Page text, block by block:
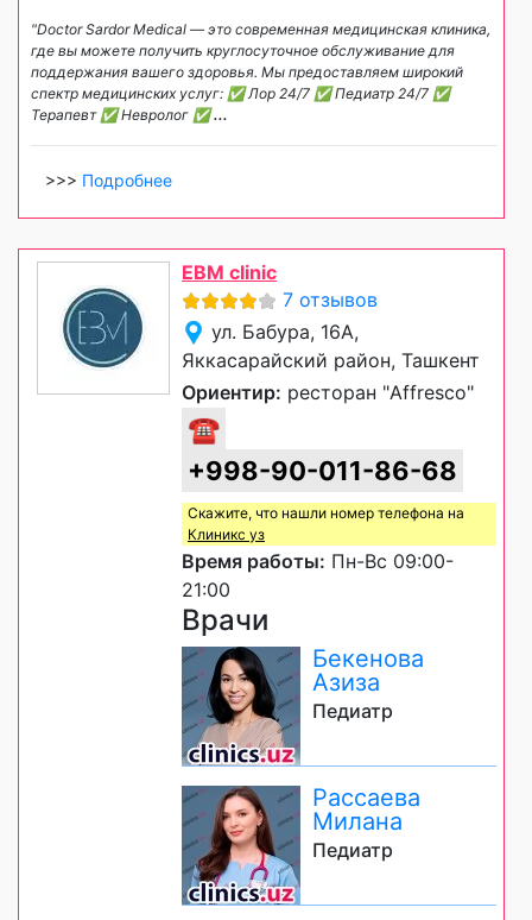
"Doctor Sardor Medical — это современная медицинская клиника,
где вы можете получить круглосуточное обслуживание для
поддержания вашего здоровья. Мы предоставляем широкий
спектр медицинских услуг: ✅️ Лор 24/7 ✅️ Педиатр 24/7 ✅️
Терапевт ✅️ Невролог ✅...
>>> Подробнее
EBM clinic
7 отзывов
ул. Бабура, 16А,
Яккасарайский район, Ташкент
Ориентир: ресторан "Affresco"
☎
+998-90-011-86-68
Скажите, что нашли номер телефона на
Клиникс уз
Время работы: Пн-Вс 09:00-
21:00
Врачи
Бекенова
Азиза
Педиатр
Рассаева
Милана
Педиатр